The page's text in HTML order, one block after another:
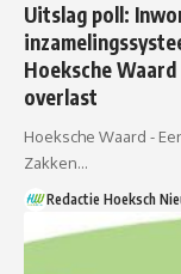
Uitslag poll:
Hoeksche
overlast
Hoeksche Waard -
Zakken…
Redactie Hoeksch